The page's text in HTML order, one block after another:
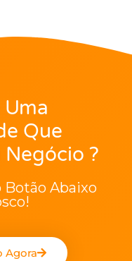
Uma
Que
Negócio ?
Botão Abaixo
Agora